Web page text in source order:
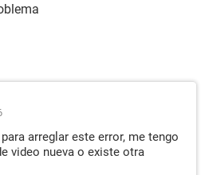
arreglar este error, me tengo
video nueva o existe otra